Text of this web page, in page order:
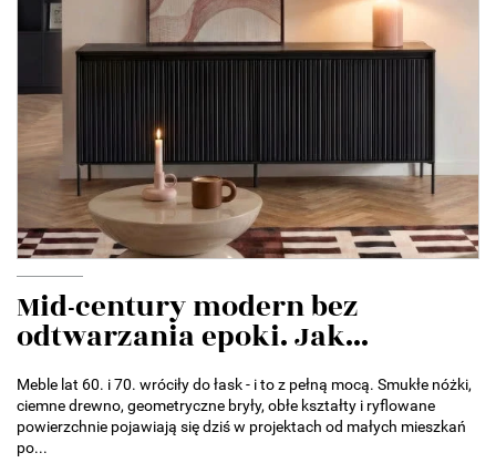
Mid-century modern bez
odtwarzania epoki. Jak...
Meble lat 60. i 70. wróciły do łask - i to z pełną mocą. Smukłe nóżki,
ciemne drewno, geometryczne bryły, obłe kształty i ryflowane
powierzchnie pojawiają się dziś w projektach od małych mieszkań
po...